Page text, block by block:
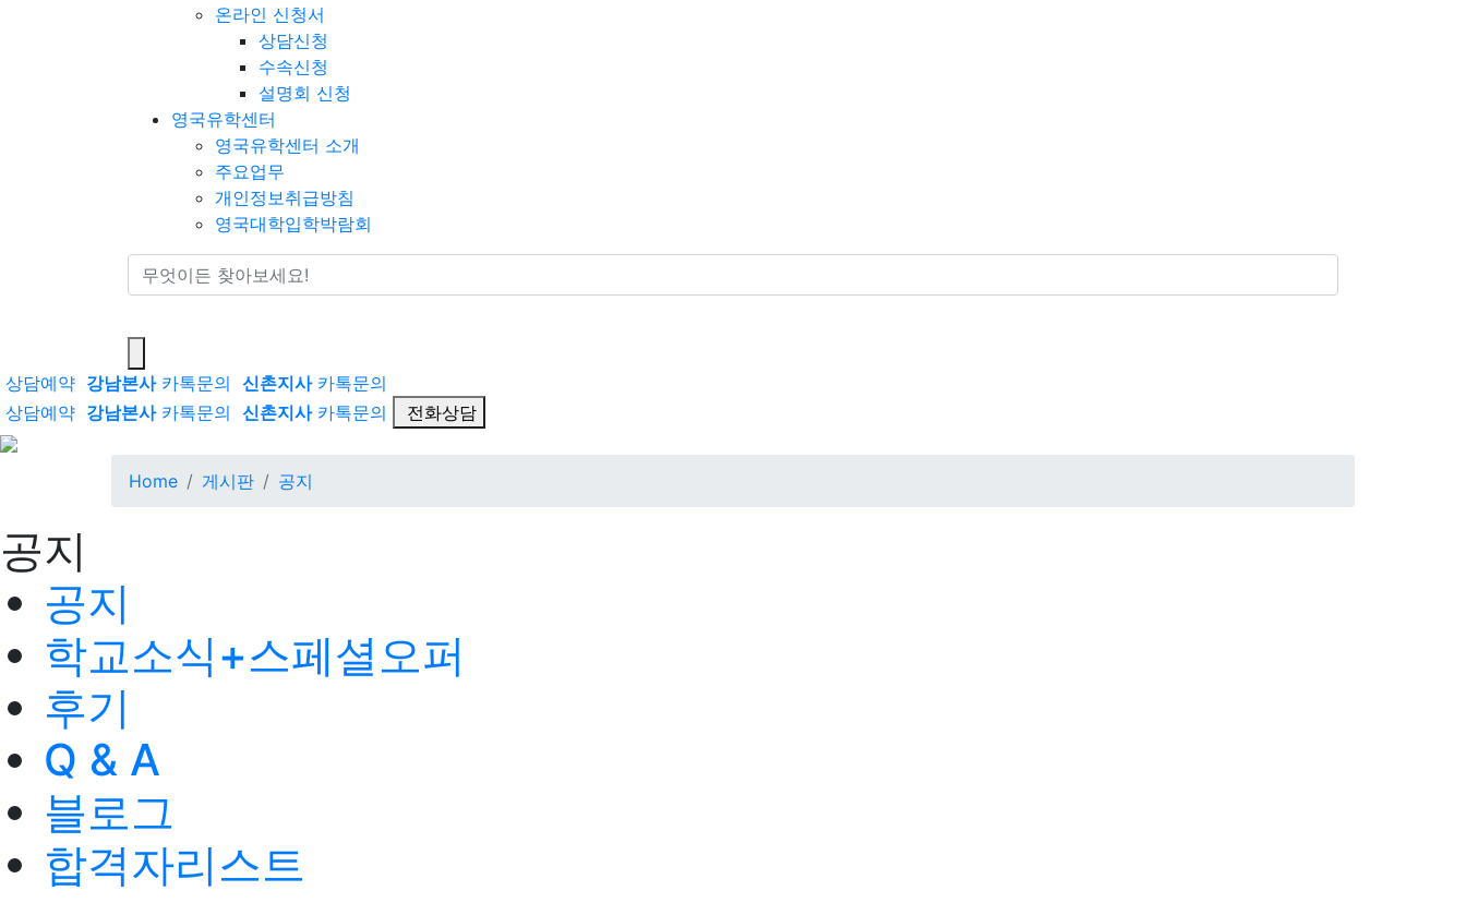
온라인 신청서
상담신청
수속신청
설명회 신청
영국유학센터
영국유학센터 소개
주요업무
개인정보취급방침
영국대학입학박람회
통합검색
상담예약 강남본사카톡문의 신촌지사카톡문의
상담예약 강남본사카톡문의 신촌지사카톡문의 전화상담
Home 게시판 공지
공지
공지
학교소식+스페셜오퍼
후기
Q & A
블로그
합격자리스트